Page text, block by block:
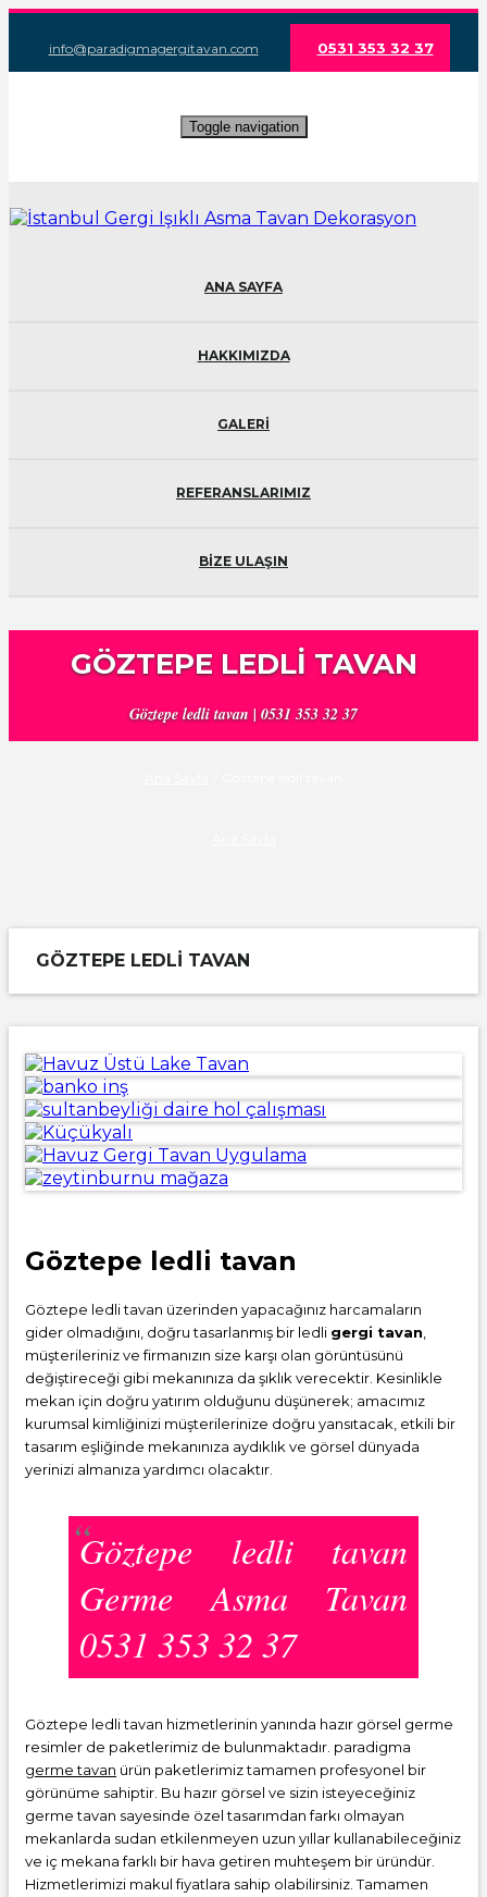
info@paradigmagergitavan.com 0531 353 32 37
Toggle navigation
ANA SAYFA
HAKKIMIZDA
GALERİ
REFERANSLARIMIZ
BİZE ULAŞIN
GÖZTEPE LEDLI TAVAN
Göztepe ledli tavan | 0531 353 32 37
GÖZTEPE LEDLI TAVAN
Göztepe ledli tavan
Göztepe ledli tavan üzerinden yapacağınız harcamaların
gider olmadığını, doğru tasarlanmış bir ledli gergi tavan
müşterileriniz ve firmanızın size karşı olan görüntüsünü
değiştireceği gibi mekanınıza da şıklık verecektir. Kesinlikle
mekan için doğru yatırım olduğunu düşünerek; amacımız
kurumsal kimliğinizi müşterilerinize doğru yansıtacak, etkili bir
tasarım eşliğinde mekanınıza aydıklık ve görsel dünyada
yerinizi almanıza yardımcı olacaktır.
Göztepe ledli tavan
Germe Asma Tavan
0531 353 32 37
Göztepe ledli tavan hizmetlerinin yanında hazır görsel germe
resimler de paketlerimiz de bulunmaktadır. paradigma
germe tavan ürün paketlerimiz tamamen profesyonel bir
görünüme sahiptir. Bu hazır görsel ve sizin isteyeceğiniz
germe tavan sayesinde özel tasarımdan farkı olmayan
mekanlarda sudan etkilenmeyen uzun yıllar kullanabileceğiniz
ve iç mekana farklı bir hava getiren muhteşem bir üründür.
Hizmetlerimizi makul fiyatlara sahip olabilirsiniz. Tamamen